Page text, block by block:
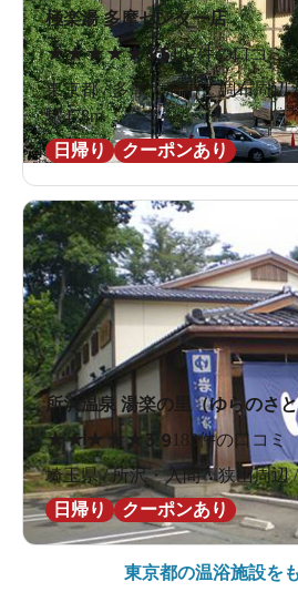
1階の脱衣所
2階の脱衣所
極楽湯 多摩センター店
★★★★★3.5107件の口コミ
東京都 / 多摩・府中・調布周辺
駅478m
日帰り
クーポンあり
所沢温泉 湯楽の里（ゆらのさと
★★ ★ ★★3.9 182件の口コミ
埼玉県 / 所沢・入間・狭山周辺
日帰り
クーポンあり
東京都の温浴施設を